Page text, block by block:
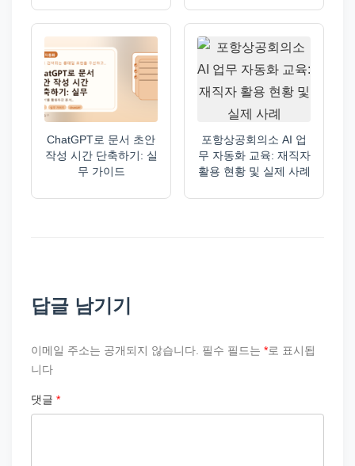
ChatGPT로 문서 초안
작성 시간 단축하기: 실
무 가이드
포항상공회의소 AI 업
무 자동화 교육: 재직자
활용 현황 및 실제 사례
답글 남기기
이메일 주소는 공개되지 않습니다. 필수 필드는 *로 표시됩
니다
댓글 *